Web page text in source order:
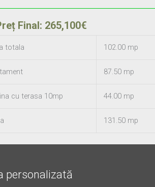
Final: 265,100€
totala 102.00 mp
87.50 mp
cu terasa 10mp 44.00 mp
131.50 mp
personalizată